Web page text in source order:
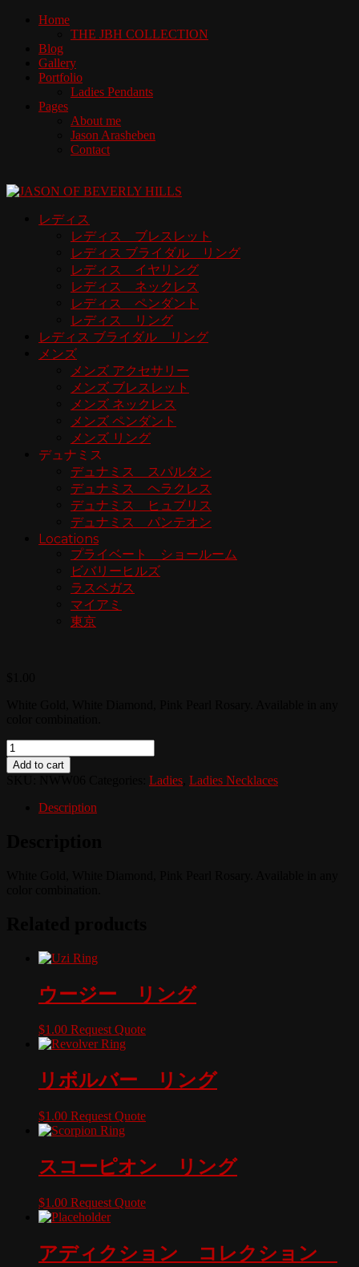
Home
THE JBH COLLECTION
Blog
Gallery
Portfolio
Ladies Pendants
Pages
About me
Jason Arasheben
Contact
レディス
レディス ブレスレット
レディス ブライダル リング
レディス イヤリング
レディス ネックレス
レディス ペンダント
レディス リング
レディス ブライダル リング
メンズ
メンズ アクセサリー
メンズ ブレスレット
メンズ ネックレス
メンズ ペンダント
メンズ リング
デュナミス
デュナミス スパルタン
デュナミス ヘラクレス
デュナミス ヒュブリス
デュナミス パンテオン
Locations
プライベート ショールーム
ビバリーヒルズ
ラスベガス
マイアミ
東京
Quantity
Add to cart
Ladies Ladies Necklaces
Description
ウージー リング
$1.00 Request Quote
リボルバー リング
$1.00 Request Quote
スコーピオン リング
$1.00 Request Quote
アディクション コレクション